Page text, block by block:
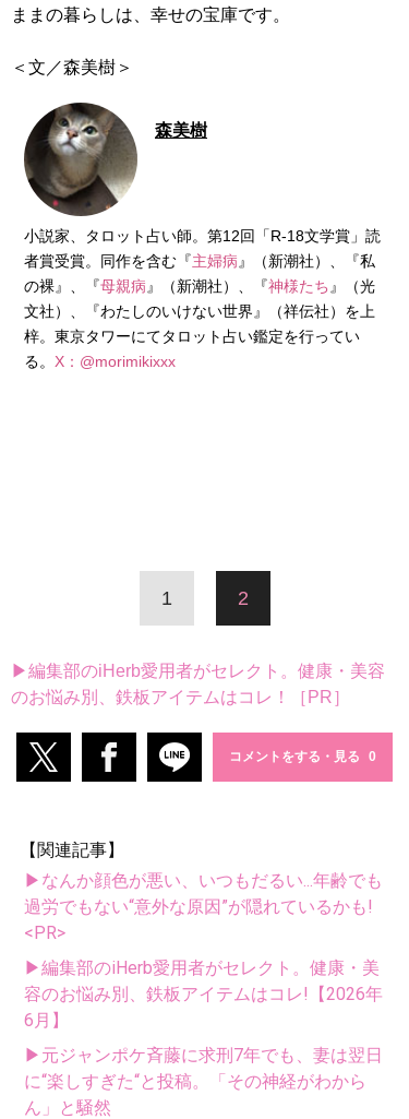
ままの暮らしは、幸せの宝庫です。
＜文／森美樹＞
森美樹
小説家、タロット占い師。第12回「R-18文学賞」読
者賞受賞。同作を含む『主婦病 』（新潮社）、『私
の裸』、『母親病 』（新潮社）、『神様たち 』（光
文社）、『わたしのいけない世界』（祥伝社）を上
梓。東京タワーにてタロット占い鑑定を行ってい
る。 X：@morimikixxx
1 2
▶編集部のiHerb愛用者がセレクト。健康・美容
のお悩み別、鉄板アイテムはコレ！［PR］
コメントをする・見る
【関連記事】
▶なんか顔色が悪い、いつもだるい...年齢でも
過労でもない“意外な原因”が隠れているかも!
<PR>
▶編集部のiHerb愛用者がセレクト。健康・美
容のお悩み別、鉄板アイテムはコレ!【2026年
6月】
▶元ジャンポケ斉藤に求刑7年でも、妻は翌日
に“楽しすぎた“と投稿。「その神経がわから
ん」と騒然